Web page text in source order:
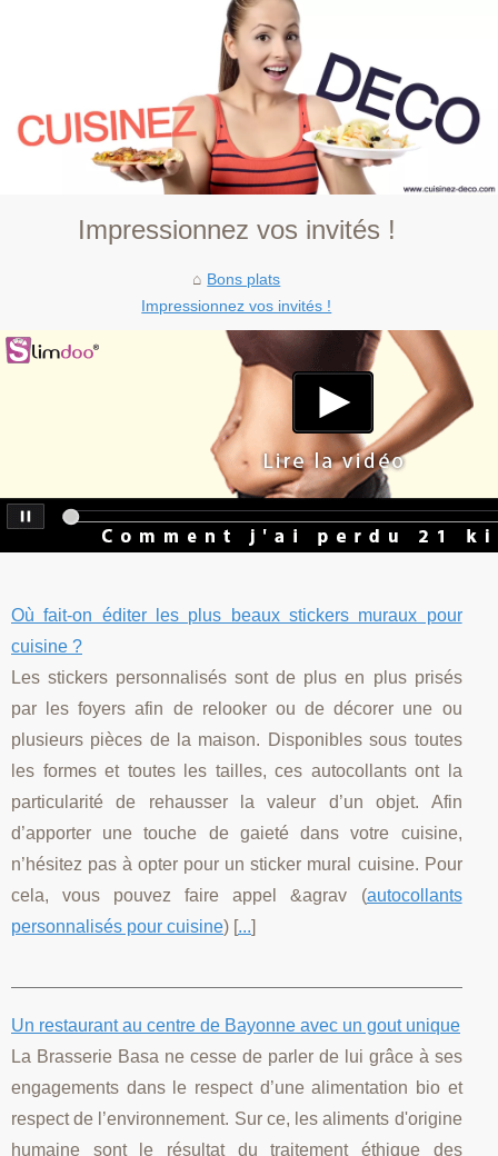
Impressionnez vos invités !
Bons plats
Impressionnez vos invités !
Où fait-on éditer les plus beaux stickers muraux pour
cuisine ?
Les stickers personnalisés sont de plus en plus prisés
par les foyers afin de relooker ou de décorer une ou
plusieurs pièces de la maison. Disponibles sous toutes
les formes et toutes les tailles, ces autocollants ont la
particularité de rehausser la valeur d’un objet. Afin
d’apporter une touche de gaieté dans votre cuisine,
n’hésitez pas à opter pour un sticker mural cuisine. Pour
cela, vous pouvez faire appel &agrav (autocollants
personnalisés pour cuisine) [...]
Un restaurant au centre de Bayonne avec un gout unique
La Brasserie Basa ne cesse de parler de lui grâce à ses
engagements dans le respect d’une alimentation bio et
respect de l’environnement. Sur ce, les aliments d'origine
humaine sont le résultat du traitement éthique des